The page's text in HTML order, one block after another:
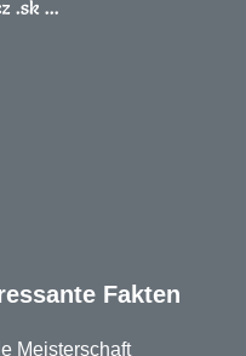
Fakten
Meisterschaft